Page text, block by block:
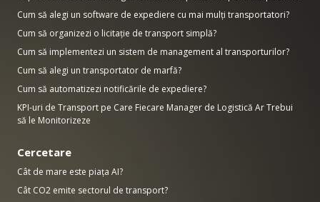
Cum să alegi un software de expediere cu mai mulți transportatori?
Cum să organizezi o licitație de transport simplă?
Cum să implementezi un sistem de management al transporturilor?
Cum să alegi un transportator de marfă?
Cum să automatizezi notificările de expediere?
KPI-uri de Transport pe Care Fiecare Manager de Logistică Ar Trebui
să le Monitorizeze
Cercetare
Cât de mare este piața AI?
Cât CO2 emite sectorul de transport?